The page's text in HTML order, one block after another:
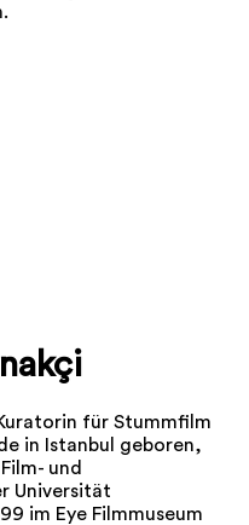
für Stummfilm
in Istanbul geboren,
und
Universität
im Eye Filmmuseum